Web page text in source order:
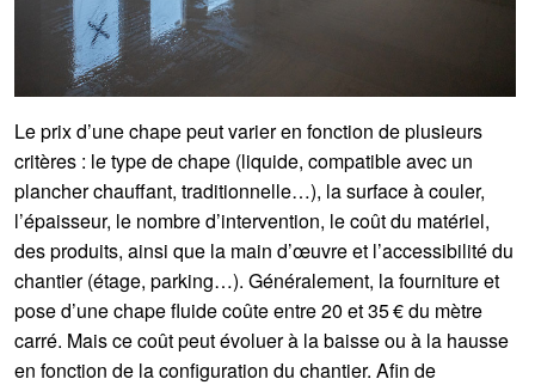
Le prix d’une chape peut varier en fonction de plusieurs
critères : le type de chape (liquide, compatible avec un
plancher chauffant, traditionnelle…), la surface à couler,
l’épaisseur, le nombre d’intervention, le coût du matériel,
des produits, ainsi que la main d’œuvre et l’accessibilité du
chantier (étage, parking…). Généralement, la fourniture et
pose d’une chape fluide coûte entre 20 et 35 € du mètre
carré. Mais ce coût peut évoluer à la baisse ou à la hausse
en fonction de la configuration du chantier. Afin de